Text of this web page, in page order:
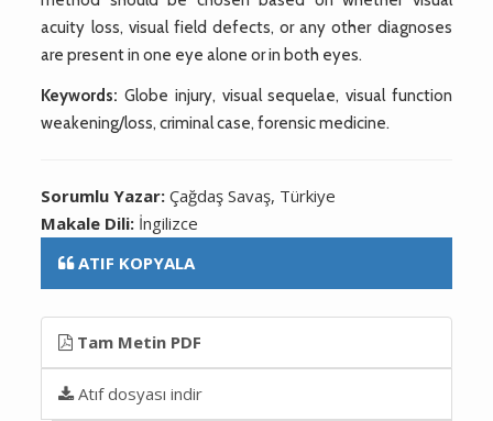
acuity loss, visual field defects, or any other diagnoses
are present in one eye alone or in both eyes.
Keywords: Globe injury, visual sequelae, visual function
weakening/loss, criminal case, forensic medicine.
Sorumlu Yazar:Çağdaş Savaş, Türkiye
Makale Dili: İngilizce
ATIF KOPYALA
Tam Metin PDF
Atıf dosyası indir